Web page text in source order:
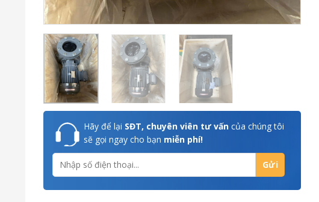
Hãy để lại SĐT, chuyên viên tư vấn của chúng tôi
sẽ gọi ngay cho bạn miễn phí!